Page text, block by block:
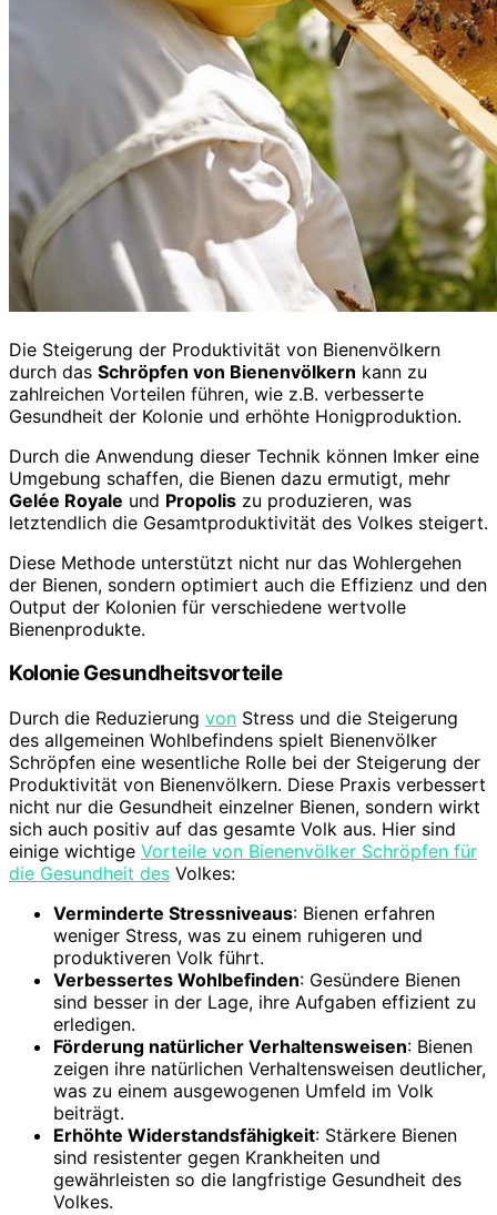
Die Steigerung der Produktivität von Bienenvölkern
durch das Schröpfen von Bienenvölkern kann zu
zahlreichen Vorteilen führen, wie z.B. verbesserte
Gesundheit der Kolonie und erhöhte Honigproduktion.
Durch die Anwendung dieser Technik können Imker eine
Umgebung schaffen, die Bienen dazu ermutigt, mehr
Gelée Royale und Propolis zu produzieren, was
letztendlich die Gesamtproduktivität des Volkes steigert.
Diese Methode unterstützt nicht nur das Wohlergehen
der Bienen, sondern optimiert auch die Effizienz und den
Output der Kolonien für verschiedene wertvolle
Bienenprodukte.
Kolonie Gesundheitsvorteile
Durch die Reduzierung von Stress und die Steigerung
des allgemeinen Wohlbefindens spielt Bienenvölker
Schröpfen eine wesentliche Rolle bei der Steigerung der
Produktivität von Bienenvölkern. Diese Praxis verbessert
nicht nur die Gesundheit einzelner Bienen, sondern wirkt
sich auch positiv auf das gesamte Volk aus. Hier sind
einige wichtige Vorteile von Bienenvölker Schröpfen für
die Gesundheit des Volkes:
Verminderte Stressniveaus: Bienen erfahren
weniger Stress, was zu einem ruhigeren und
produktiveren Volk führt.
Verbessertes Wohlbefinden: Gesündere Bienen
sind besser in der Lage, ihre Aufgaben effizient zu
erledigen.
Förderung natürlicher Verhaltensweisen: Bienen
zeigen ihre natürlichen Verhaltensweisen deutlicher,
was zu einem ausgewogenen Umfeld im Volk
beiträgt.
Erhöhte Widerstandsfähigkeit: Stärkere Bienen
sind resistenter gegen Krankheiten und
gewährleisten so die langfristige Gesundheit des
Volkes.